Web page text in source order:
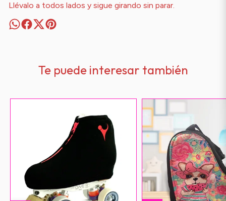
Llévalo a todos lados y sigue girando sin parar.
Te puede interesar también